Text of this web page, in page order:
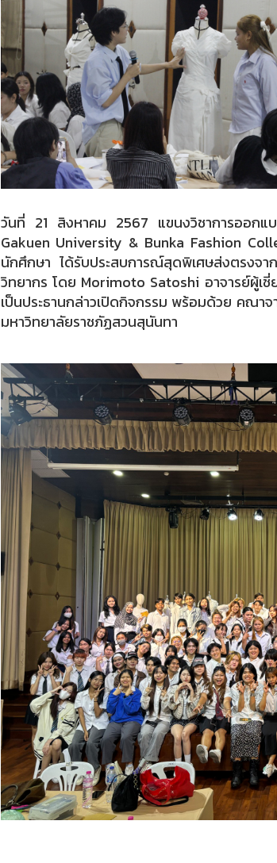
วันที่ 21 สิงหาคม 2567 แขนงวิชาการออกแบ
Gakuen University & Bunka Fashion
นักศึกษา ได้รับประสบการณ์สุดพิเศษส่งตรงจ
วิทยากร โดย Morimoto Satoshi อาจารย์ผู้เ
เป็นประธานกล่าวเปิดกิจกรรม พร้อมด้วย คณา
มหาวิทยาลัยราชภัฏสวนสุนันทา